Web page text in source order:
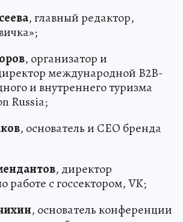
, главный редактор,
, организатор и
международной B2B-
и внутреннего туризма
Russia;
, основатель и CEO бренда
, директор
работе с госсектором, VK;
, основатель конференции